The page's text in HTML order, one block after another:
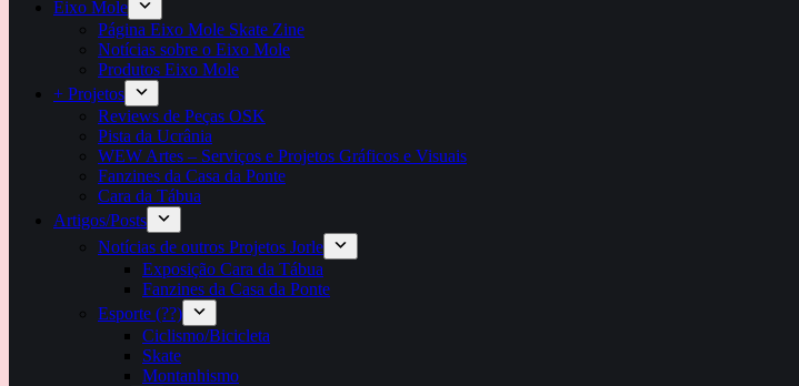
Eixo Mole
Página Eixo Mole Skate Zine
Notícias sobre o Eixo Mole
Produtos Eixo Mole
+ Projetos
Reviews de Peças OSK
Pista da Ucrânia
WEW Artes – Serviços e Projetos Gráficos e Visuais
Fanzines da Casa da Ponte
Cara da Tábua
Artigos/Posts
Notícias de outros Projetos Jorle
Exposição Cara da Tábua
Fanzines da Casa da Ponte
Esporte (??)
Ciclismo/Bicicleta
Skate
Montanhismo